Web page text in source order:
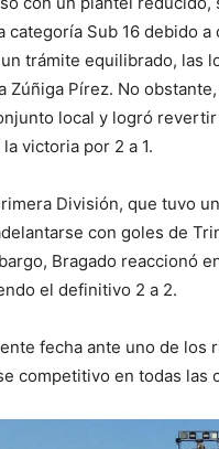
Sub 16 debido
trámite equilibrado, las
Pírez. No
local y logró
victoria por 2 a 1.
División, que tuvo
con goles de
Bragado reaccionó
el definitivo 2 a 2.
fecha ante uno de
competitivo en todas las